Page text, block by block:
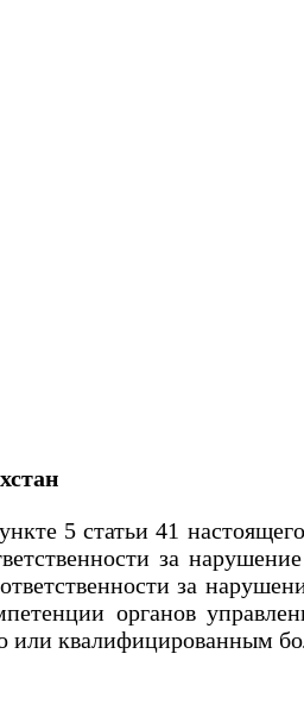
5 статьи 41
за
за
органов
квалифицированным